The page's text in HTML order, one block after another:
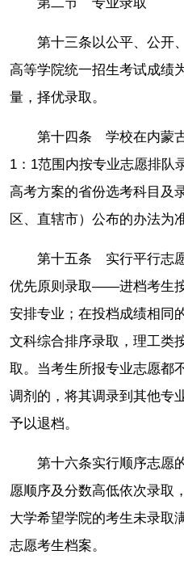
第十三条以公平、公开
高等学院统一招生考试成绩
量，择优录取。
第十四条 学校在内蒙
1：1范围内按专业志愿排队
高考方案的省份选考科目及
区、直辖市）公布的办法为准
第十五条 实行平行志
优先原则录取——进档考生
安排专业；在投档成绩相同
文科综合排序录取，理工类
取。当考生所报专业志愿都
调剂的，将其调录到其他专
予以退档。
第十六条实行顺序志愿
愿顺序及分数高低依次录取
大学希望学院的考生未录取
志愿考生档案。